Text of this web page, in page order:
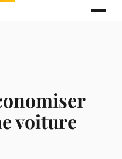
voiture